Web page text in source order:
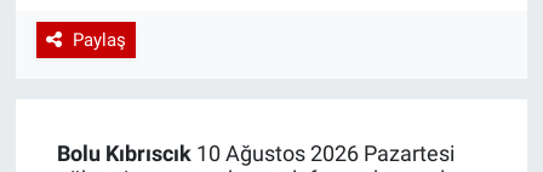
Paylaş
Bolu Kıbrıscık10 Ağustos 2026 Pazartesi